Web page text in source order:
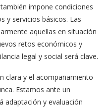
impone condiciones
y servicios básicos. Las
aquellas en situación
retos económicos y
legal y social será clave.
clara y el acompañamiento
Estamos ante un
adaptación y evaluación